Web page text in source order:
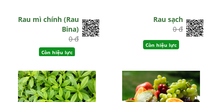
Rau mì chính (Rau
Bina)
0 đ
Còn hiệu lực
Rau sạch
0 đ
Còn hiệu lực